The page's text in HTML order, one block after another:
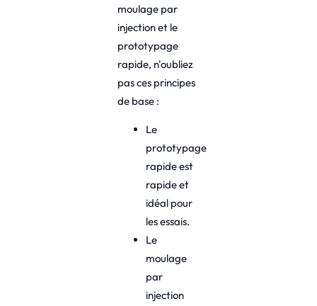
moulage par
injection et le
prototypage
rapide, n'oubliez
pas ces principes
de base :
Le
prototypage
rapide est
rapide et
idéal pour
les essais.
Le
moulage
par
injection